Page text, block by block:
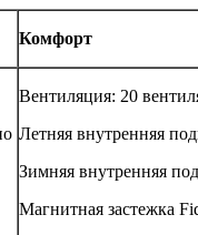
Комфорт
Вентиляция: 20
Летняя внутренняя
Зимняя внутренняя
Магнитная застежка